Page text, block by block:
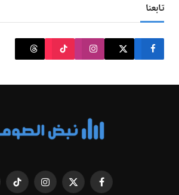
تابعنا
فيسبوك X
الانستغرام